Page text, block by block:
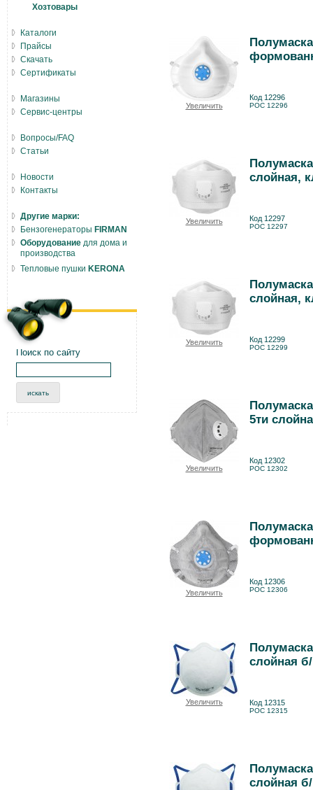
Увеличить
Код 12296
РОС 12296
Увеличить
слойная,
Код 12297
РОС 12297
Увеличить
слойная,
Код 12299
РОС 12299
Увеличить
5ти
Код 12302
РОС 12302
Увеличить
Код 12306
РОС 12306
Увеличить
слойная
Код 12315
РОС 12315
слойная
Хозтовары
Каталоги
Прайсы
Скачать
Сертификаты
Магазины
Сервис-центры
Вопросы/FAQ
Статьи
Новости
Контакты
Другие марки:
Бензогенераторы FIRMAN
Оборудование для дома и
производства
Тепловые пушки KERONA
Поиск по сайту